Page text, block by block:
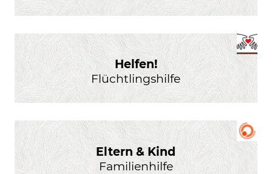
Helfen!
Flüchtlingshilfe
Eltern & Kind
Familienhilfe